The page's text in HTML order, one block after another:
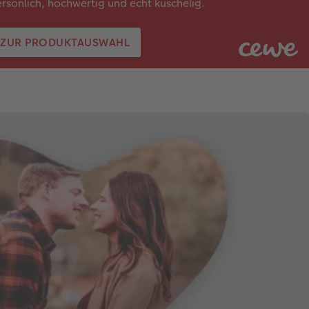
ZUR PRODUKTAUSWAHL